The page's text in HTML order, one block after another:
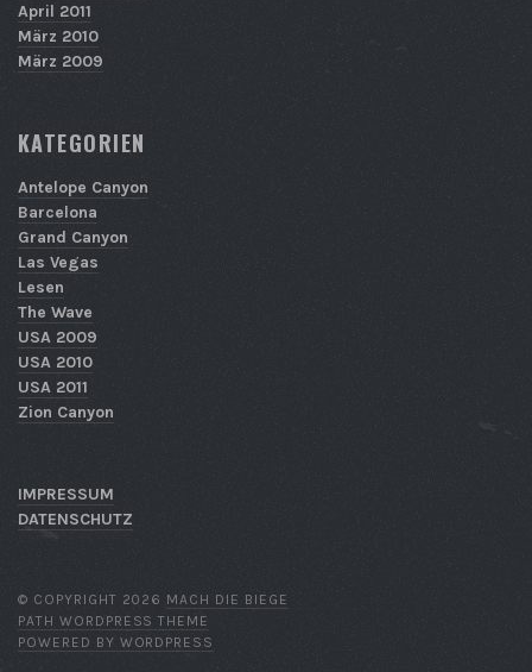
April 2011
März 2010
März 2009
KATEGORIEN
Antelope Canyon
Barcelona
Grand Canyon
Las Vegas
Lesen
The Wave
USA 2009
USA 2010
USA 2011
Zion Canyon
IMPRESSUM
DATENSCHUTZ
© COPYRIGHT 2026 MACH DIE BIEGE
PATH WORDPRESS THEME
POWERED BY WORDPRESS